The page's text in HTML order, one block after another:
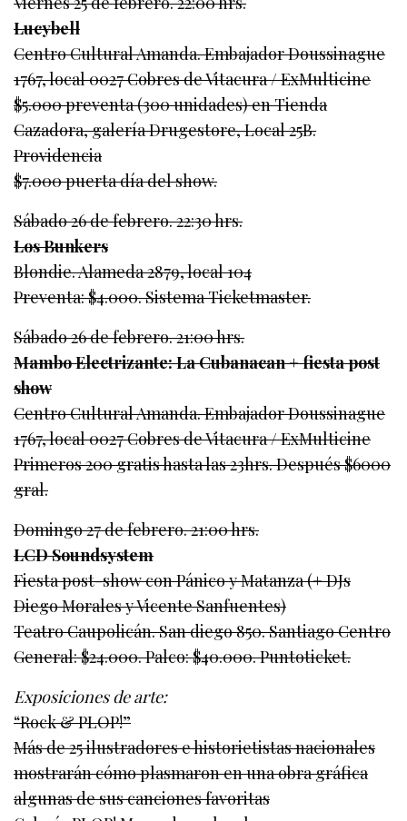
Lucybell
Centro Cultural Amanda. Embajador Doussinague
1767, local 0027 Cobres de Vitacura / ExMulticine
$5.000 preventa (300 unidades) en Tienda
Cazadora, galería Drugestore, Local 25B.
Providencia
$7.000 puerta día del show.
Sábado 26 de febrero. 22:30 hrs.
Los Bunkers
Blondie. Alameda 2879, local 104
Preventa: $4.000. Sistema Ticketmaster.
Sábado 26 de febrero. 21:00 hrs.
Mambo Electrizante: La Cubanacan + fiesta post
show
Centro Cultural Amanda. Embajador Doussinague
1767, local 0027 Cobres de Vitacura / ExMulticine
Primeros 200 gratis hasta las 23hrs. Después $6000
gral.
Domingo 27 de febrero. 21:00 hrs.
LCD Soundsystem
Fiesta post-show con Pánico y Matanza (+ DJs
Diego Morales y Vicente Sanfuentes)
Teatro Caupolicán. San diego 850. Santiago Centro
General: $24.000. Palco: $40.000. Puntoticket.
Exposiciones de arte:
“Rock & PLOP!”
Más de 25 ilustradores e historietistas nacionales
mostrarán cómo plasmaron en una obra gráfica
algunas de sus canciones favoritas